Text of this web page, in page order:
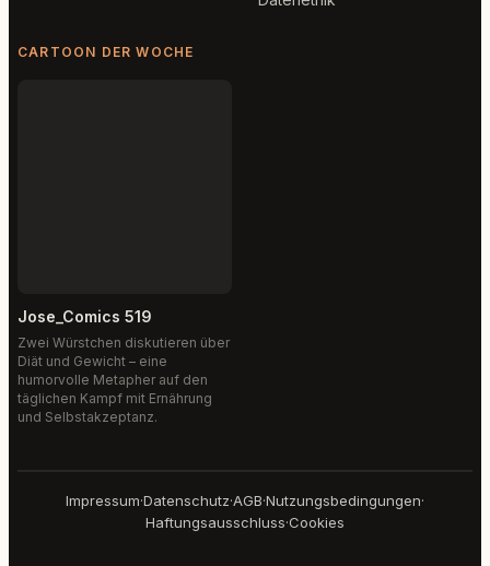
CARTOON DER WOCHE
Jose_Comics 519
Zwei Würstchen diskutieren über
Diät und Gewicht – eine
humorvolle Metapher auf den
täglichen Kampf mit Ernährung
und Selbstakzeptanz.
Impressum·Datenschutz·AGB·Nutzungsbedingungen·
Haftungsausschluss·Cookies